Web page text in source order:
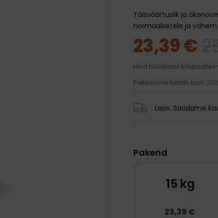
mänguasjad
jalanõud
Transpordikotid
Auto jaoks
ja palsamid
hooldus
silmade, hammaste ja
Kaelarihmad
Rihmad
Täisväärtuslik ja
normaalsetele ja
23,39 €
Hind füüsilistes
Pakkumine kehtib kuni:
Laos. Saadame
Pakend
15 kg
23,39 €